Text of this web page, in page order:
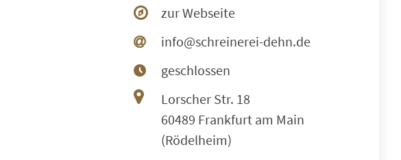
zur Webseite
info@schreinerei-dehn.de
geschlossen
Lorscher Str. 18
60489 Frankfurt am Main
(Rödelheim)